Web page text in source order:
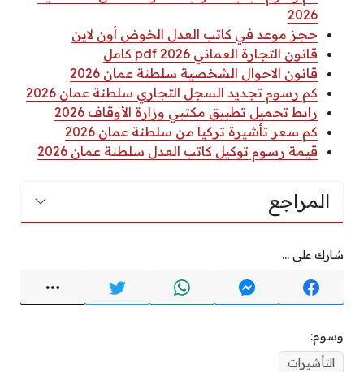
2026
حجز موعد في كاتب العدل الخوض أون لاين
قانون التجارة العماني 2026 pdf كامل
قانون الاحوال الشخصية سلطنة عمان 2026
كم رسوم تجديد السجل التجاري سلطنة عمان 2026
رابط تحميل تطبيق مكتبي وزارة الأوقاف 2026
كم سعر تأشيرة تركيا من سلطنة عمان 2026
قيمة رسوم توكيل كاتب العدل سلطنة عمان 2026
المراجع
شارك على ...
وسوم:
التأشيرات